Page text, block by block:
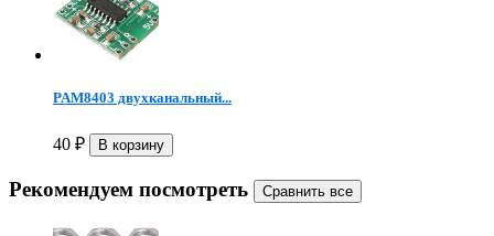
PAM8403 двухканальный...
40 ₽
Рекомендуем посмотреть